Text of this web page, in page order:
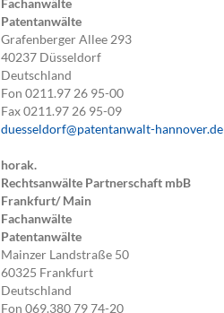
Patentanwälte
Grafenberger Allee 293
40237 Düsseldorf
Deutschland
Fon0211.97 26 95-00
Fax0211.97 26 95-09
duesseldorf@patentanwalt-hannover.de
horak.
Rechtsanwälte Partnerschaft mbB
Frankfurt/ Main
Fachanwälte
Patentanwälte
Mainzer Landstraße 50
60325 Frankfurt
Deutschland
Fon069.380 79 74-20